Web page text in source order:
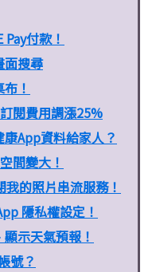
付款！
面搜尋
！
閱費用調漲25%
App資料給家人？
間變大！
的照片串流服務！
隱私權設定！
示天氣預報！
號？